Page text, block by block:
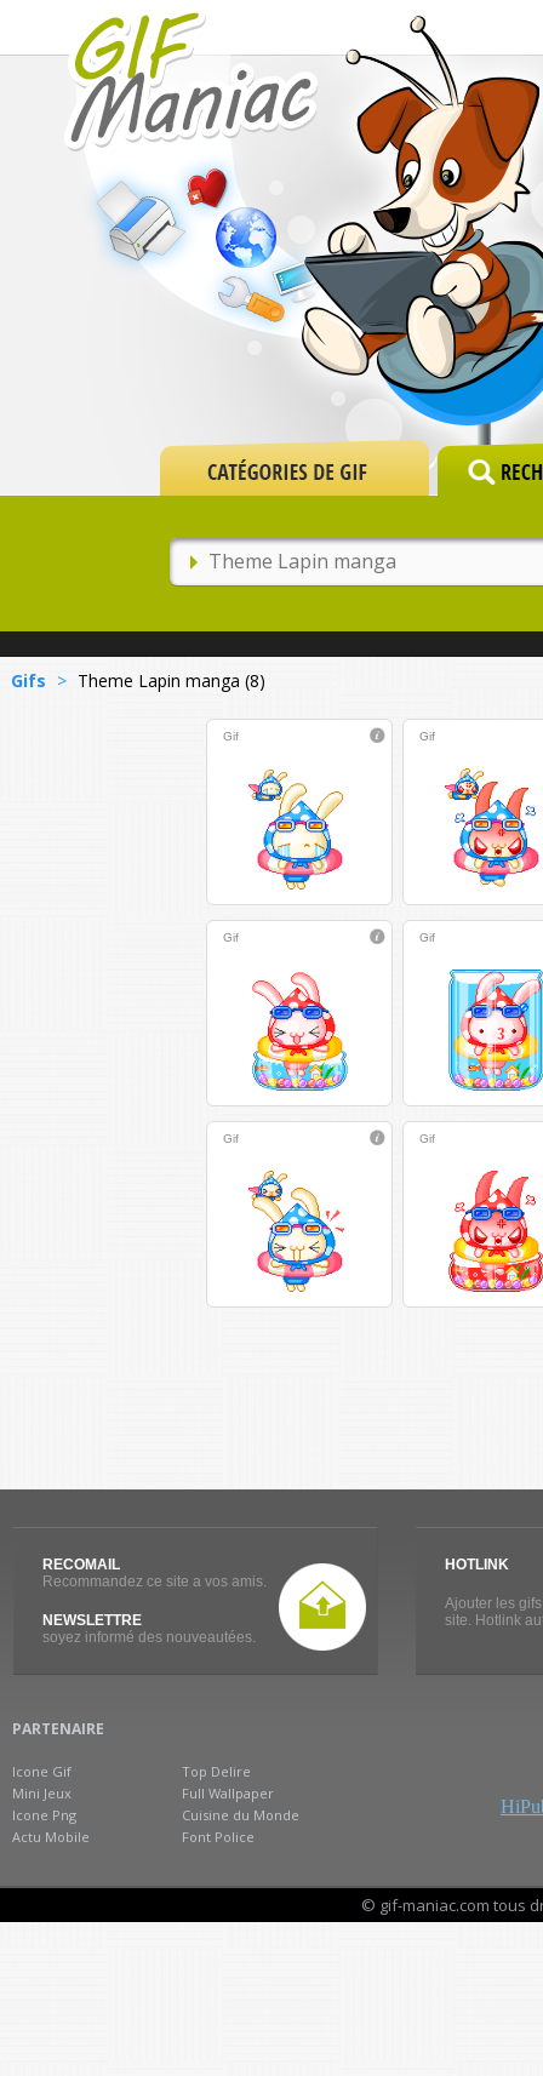
Gifs > Theme Lapin manga (8)
Gif Gif
Gif Gif
Gif Gif
RECOMAIL
Recommandez ce site a vos amis.
NEWSLETTRE
soyez informé des nouveautées.
HOTLINK
Ajouter les
site. Hotlink
PARTENAIRE
Icone Gif
Mini Jeux
Icone Png
Actu Mobile
Top Delire
Full Wallpaper
Cuisine du Monde
Font Police
© gif-maniac.com tous